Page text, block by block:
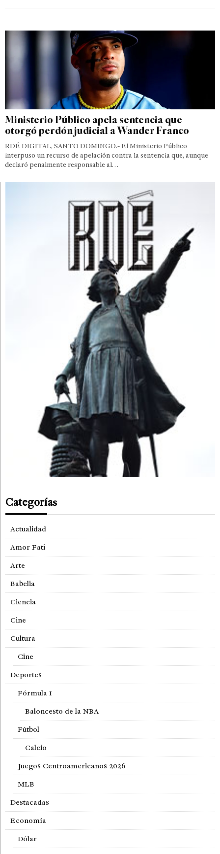
Ministerio Público apela sentencia que
otorgó perdón judicial a Wander Franco
RDÉ DIGITAL, SANTO DOMINGO.- El Ministerio Público
interpuso un recurso de apelación contra la sentencia que, aunque
declaró penalmente responsable al…
Categorías
Actualidad
Amor Fati
Arte
Babelia
Ciencia
Cine
Cultura
Cine
Deportes
Fórmula 1
Baloncesto de la NBA
Fútbol
Calcio
Juegos Centroamericanos 2026
MLB
Destacadas
Economía
Dólar